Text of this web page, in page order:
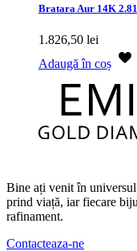
Bratara Aur 14K
1.826,50 lei
Adaugă în coș
Bine ați venit în
prind viață, iar fiecare
rafinament.
Contacteaza-ne